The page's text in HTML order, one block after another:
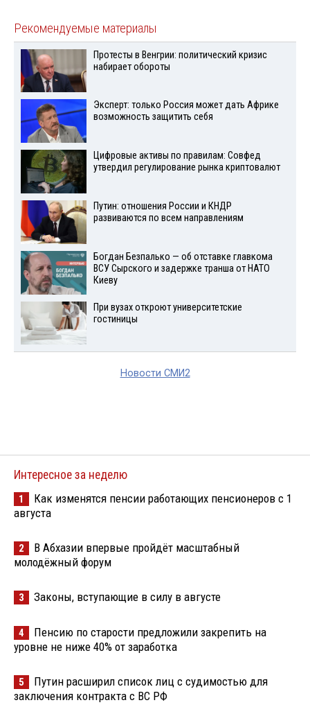
Рекомендуемые материалы
Протесты в Венгрии: политический кризис
набирает обороты
Эксперт: только Россия может дать Африке
возможность защитить себя
Цифровые активы по правилам: Совфед
утвердил регулирование рынка криптовалют
Путин: отношения России и КНДР
развиваются по всем направлениям
Богдан Безпалько — об отставке главкома
ВСУ Сырского и задержке транша от НАТО
Киеву
При вузах откроют университетские
гостиницы
Новости СМИ2
Интересное за неделю
1
Как изменятся пенсии работающих пенсионеров с 1
августа
2
В Абхазии впервые пройдёт масштабный
молодёжный форум
3 Законы, вступающие в силу в августе
4
Пенсию по старости предложили закрепить на
уровне не ниже 40% от заработка
5
Путин расширил список лиц с судимостью для
заключения контракта с ВС РФ